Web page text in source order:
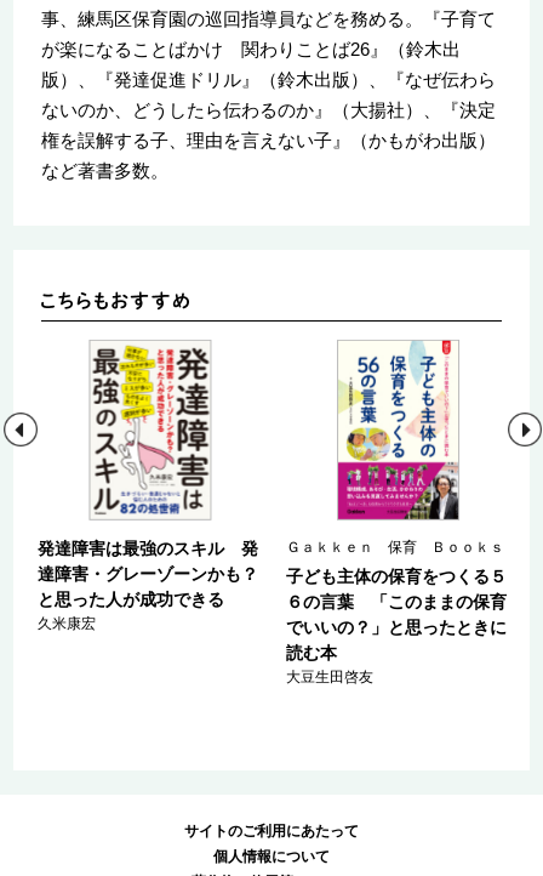
事、練馬区保育園の巡回指導員などを務める。『子育て
が楽になることばかけ 関わりことば26』（鈴木出
版）、『発達促進ドリル』（鈴木出版）、『なぜ伝わら
ないのか、どうしたら伝わるのか』（大揚社）、『決定
権を誤解する子、理由を言えない子』（かもがわ出版）
など著書多数。
発達障害は最強のスキル 発
達障害・グレーゾーンかも？
と思った人が成功できる
久米康宏
Ｇａｋｋｅｎ 保育 Ｂｏｏｋｓ
子ども主体の保育をつくる５
６の言葉 「このままの保育
でいいの？」と思ったときに
読む本
大豆生田啓友
サイトのご利用にあたって
個人情報について